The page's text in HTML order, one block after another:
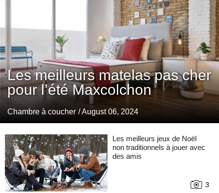
Les meilleurs matelas pas cher
pour l’été Maxcolchon
Chambre à coucher / August 06, 2024
Les meilleurs jeux de Noël
non traditionnels à jouer avec
des amis
3